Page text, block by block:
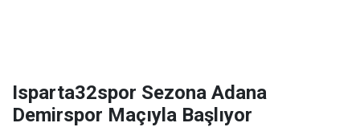
Isparta32spor Sezona Adana
Demirspor Maçıyla Başlıyor